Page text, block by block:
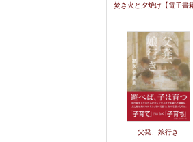
焚き火と夕焼け【電子書
父発、娘行き